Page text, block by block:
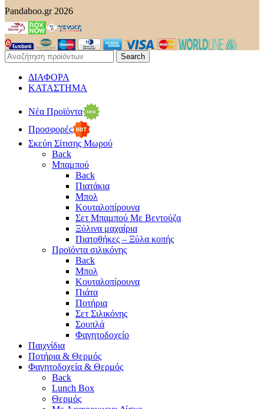
Pandaboo.gr 2026
Search
ΔΙΑΦΟΡΑ
ΚΑΤΑΣΤΗΜΑ
Νέα Προϊόντα
Προσφορές
Σκεύη Σίτισης Μωρού
Back
Μπαμπού
Back
Πιατάκια
Μπολ
Κουταλοπίρουνα
Σετ Μπαμπού Με Βεντούζα
Ξύλινα μαχαίρια
Πιατοθήκες – Ξύλα κοπής
Προϊόντα σιλικόνης
Back
Μπολ
Κουταλοπίρουνα
Πιάτα
Ποτήρια
Σετ Σιλικόνης
Σουπλά
Φαγητοδοχείο
Παιχνίδια
Ποτήρια & Θερμός
Φαγητοδοχεία & Θερμός
Back
Lunch Box
Θερμός